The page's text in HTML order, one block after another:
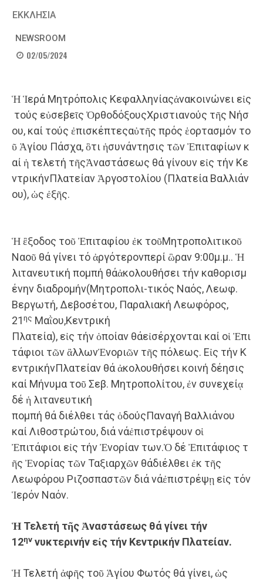
ΕΚΚΛΗΣΙΑ
NEWSROOM
02/05/2024
Ἡ Ἱερά Μητρόπολις Κεφαλληνίαςἀνακοινώνει εἰς
τούς εὐσεβεῖς ὈρθοδόξουςΧριστιανούς τῆς Νήσ
ου, καί τούς ἐπισκέπτεςαὐτῆς πρός ἑορτασμόν το
ῦ Ἁγίου Πάσχα, ὃτι ἡσυνάντησις τῶν Ἐπιταφίων κ
αί ἡ τελετή τῆςἈναστάσεως θά γίνουν εἰς τήν Κε
ντρικήνΠλατείαν Ἀργοστολίου (Πλατεία Βαλλιάν
ου), ὡς ἐξῆς.
Ἡ ἒξοδος τοῦ Ἐπιταφίου ἐκ τοῦΜητροπολιτικοῦ
Ναοῦ θά γίνει τό ἀργότερονπερί ὣραν 9:00μ.μ.. Ἡ
λιτανευτική πομπή θάἀκολουθήσει τήν καθορισμ
ένην διαδρομήν(Μητροπολι-τικός Ναός, Λεωφ.
Βεργωτή, Δεβοσέτου, Παραλιακή Λεωφόρος,
21ης Μαῒου,Κεντρική
Πλατεία), εἰς τήν ὁποίαν θάεἰσέρχονται καί οἱ Ἐπι
τάφιοι τῶν ἂλλωνἘνοριῶν τῆς πόλεως. Εἰς τήν Κ
εντρικήνΠλατείαν θά ἀκολουθήσει κοινή δέησις
καί Μήνυμα τοῦ Σεβ. Μητροπολίτου, ἐν συνεχείᾳ
δέ ἡ λιτανευτική
πομπή θά διέλθει τάς ὁδούςΠαναγή Βαλλιάνου
καί Λιθοστρώτου, διά νάἐπιστρέψουν οἱ
Ἐπιτάφιοι εἰς τήν Ἐνορίαν των.Ὁ δέ Ἐπιτάφιος τ
ῆς Ἐνορίας τῶν Ταξιαρχῶν θάδιέλθει ἐκ τῆς
Λεωφόρου Ριζοσπαστῶν διά νάἐπιστρέψῃ εἰς τόν
Ἱερόν Ναόν.
Ἡ Τελετή τῆςἈναστάσεως θά γίνει τήν
12ην νυκτερινήν εἰς τήν Κεντρικήν Πλατείαν.
​Ἡ Τελετή ἀφῆς τοῦ Ἁγίου Φωτός θά γίνει, ὡς